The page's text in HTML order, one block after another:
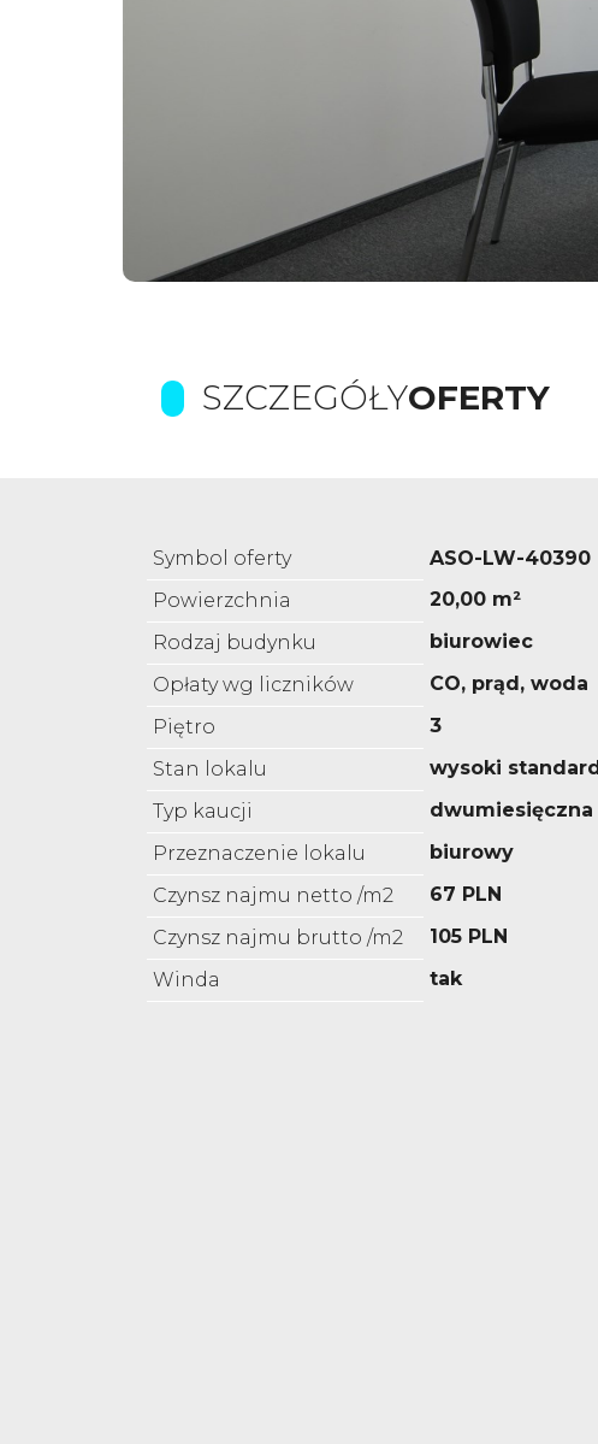
SZCZEGÓŁYOFERTY
Symbol oferty
ASO-LW-40390
Powierzchnia
20,00 m²
Rodzaj budynku
biurowiec
Opłaty wg liczników
CO, prąd, woda
Piętro
3
Stan lokalu
wysoki standard
Typ kaucji
dwumiesięczna
Przeznaczenie lokalu
biurowy
Czynsz najmu netto /m2
67 PLN
Czynsz najmu brutto /m2
105 PLN
Winda
tak